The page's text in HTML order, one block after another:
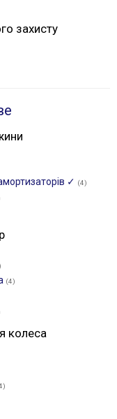
захисту
✓ (4)
(4)
колеса